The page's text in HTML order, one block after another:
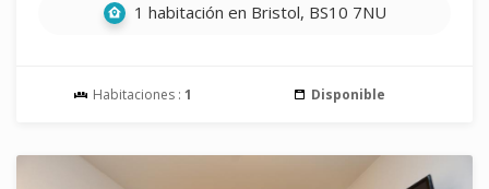
1 habitación en Bristol, BS10 7NU
Habitaciones : 1 Disponible